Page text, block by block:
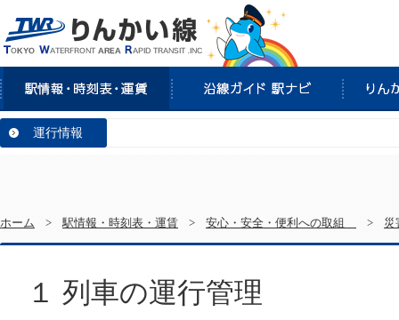
運行情報
ホーム > 駅情報・時刻表・運賃 > 安心・安全・便利への取組 > 災
１ 列車の運行管理